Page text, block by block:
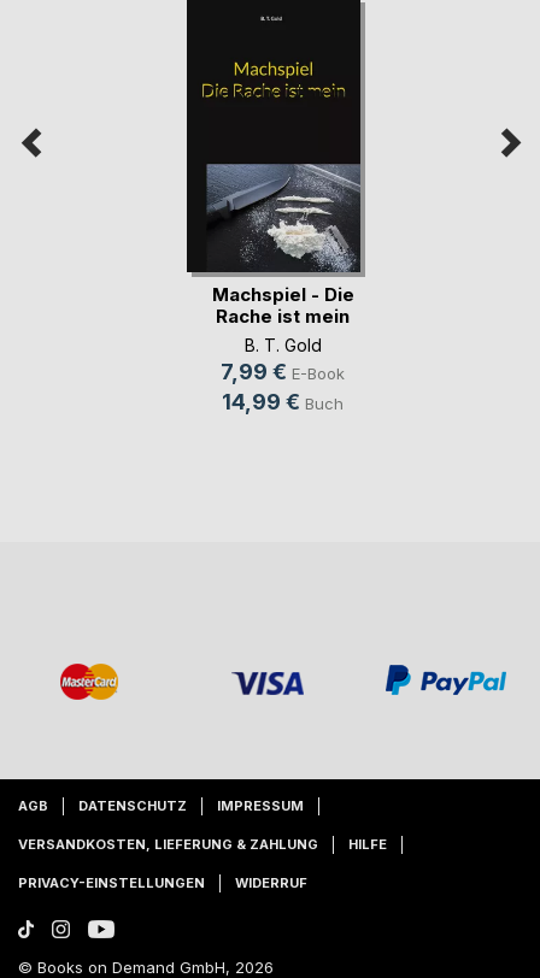
Machspiel - Die
Rache ist mein
B. T. Gold
7,99 € E-Book
14,99 € Buch
AGB DATENSCHUTZ IMPRESSUM
VERSANDKOSTEN, LIEFERUNG & ZAHLUNG HILFE
PRIVACY-EINSTELLUNGEN WIDERRUF
© Books on Demand GmbH, 2026